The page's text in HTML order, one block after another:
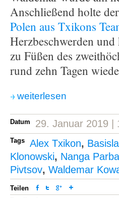
Anschließend holte
Polen aus Txikons
Herzbeschwerden
zu Füßen des
rund zehn Tagen
weiterlesen
Datum 29. Januar 2019 |
Tags Alex Txikon,
Klonowski, Nanga
Pivtsov, Waldemar
Teilen